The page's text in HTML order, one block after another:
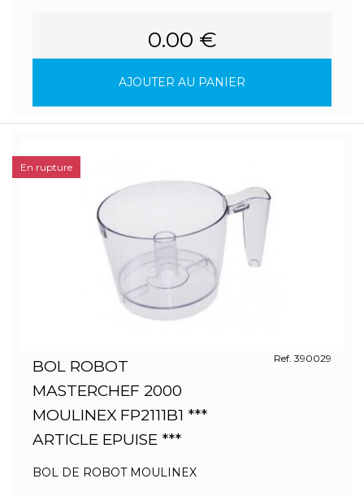
0.00 €
AJOUTER AU PANIER
BOL ROBOT
MASTERCHEF 2000
MOULINEX FP2111B1 ***
ARTICLE EPUISE ***
Ref. 390029
BOL DE ROBOT MOULINEX
En rupture